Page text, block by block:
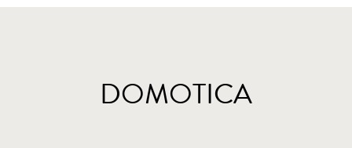
DOMOTICA